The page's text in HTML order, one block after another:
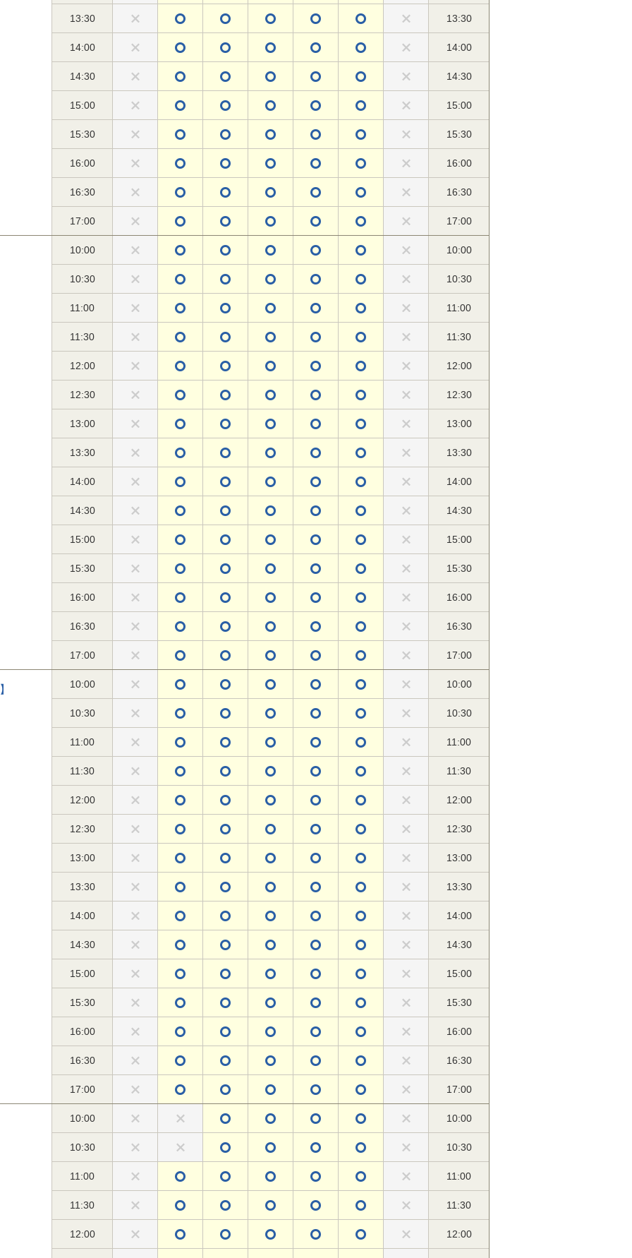
13:30 13:30
14:00 14:00
14:30 14:30
15:00 15:00
15:30 15:30
16:00 16:00
16:30 16:30
17:00 17:00
10:00 10:00
10:30 10:30
11:00 11:00
11:30 11:30
12:00 12:00
12:30 12:30
13:00 13:00
13:30 13:30
14:00 14:00
14:30 14:30
15:00 15:00
15:30 15:30
16:00 16:00
16:30 16:30
17:00 17:00
10:00 10:00
10:30 10:30
11:00 11:00
11:30 11:30
12:00 12:00
12:30 12:30
13:00 13:00
13:30 13:30
14:00 14:00
14:30 14:30
15:00 15:00
15:30 15:30
16:00 16:00
16:30 16:30
17:00 17:00
10:00 10:00
10:30 10:30
11:00 11:00
11:30 11:30
12:00 12:00